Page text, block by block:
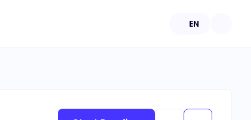
EN